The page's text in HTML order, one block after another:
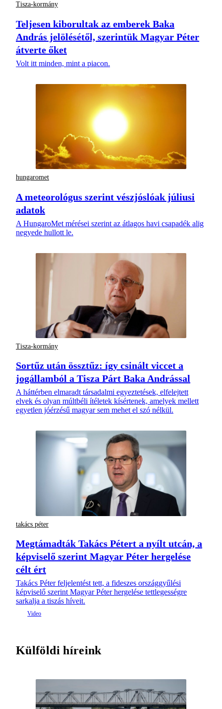
Tisza-kormány
Teljesen kiborultak az emberek Baka
András jelölésétől, szerintük Magyar Péter
átverte őket
Volt itt minden, mint a piacon.
hungaromet
A meteorológus szerint vészjóslóak júliusi
adatok
A HungaroMet mérései szerint az átlagos havi csapadék alig
negyede hullott le.
Tisza-kormány
Sortűz után össztűz: így csinált viccet a
jogállamból a Tisza Párt Baka Andrással
A háttérben elmaradt társadalmi egyeztetések, elfelejtett
elvek és olyan múltbéli ítéletek kísértenek, amelyek mellett
egyetlen jóérzésű magyar sem mehet el szó nélkül.
takács péter
Megtámadták Takács Pétert a nyílt utcán, a
képviselő szerint Magyar Péter hergelése
célt ért
Takács Péter feljelentést tett, a fideszes országgyűlési
képviselő szerint Magyar Péter hergelése tettlegességre
sarkalja a tiszás híveit.
Külföldi híreink